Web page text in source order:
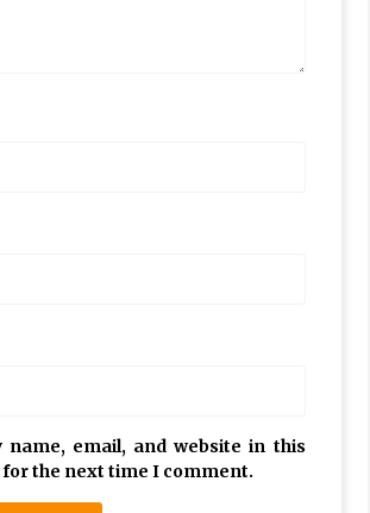
name, email, and website in this
the next time I comment.